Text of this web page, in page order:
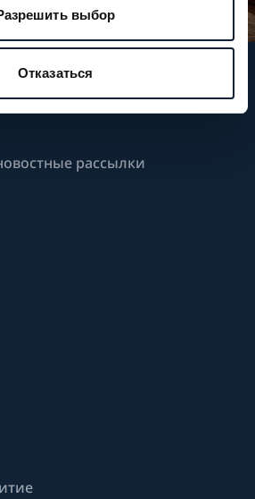
выбор
Отказатьсяновостями
рассылки